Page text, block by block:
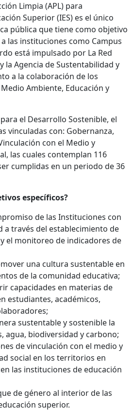
Limpia (APL) para
Superior (IES) es el único
pública que tiene como objetivo
las instituciones como Campus
está impulsado por La Red
la Agencia de Sustentabilidad y
a la colaboración de los
Ambiente, Educación y
el Desarrollo Sostenible, el
vinculadas con: Gobernanza,
con el Medio y
las cuales contemplan 116
cumplidas en un periodo de 36
específicos?
de las Instituciones con
a través del establecimiento de
el monitoreo de indicadores de
una cultura sustentable en
de la comunidad educativa;
capacidades en materias de
estudiantes, académicos,
sustentable y sostenible la
agua, biodiversidad y carbono;
de vinculación con el medio y
social en los territorios en
las instituciones de educación
de género al interior de las
superior.